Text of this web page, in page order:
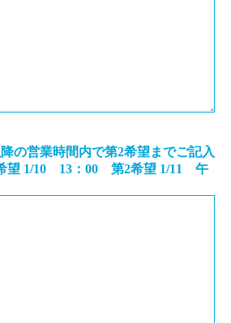
の営業時間内で第2希望までご記入
望 1/10 13：00 第2希望 1/11 午